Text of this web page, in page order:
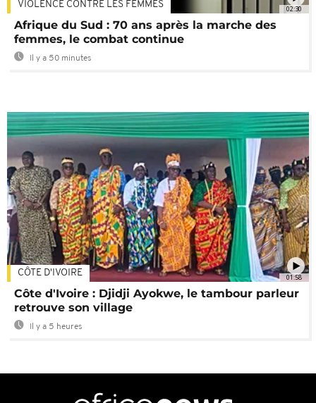
02:30
VIOLENCE CONTRE LES FEMMES
Afrique du Sud : 70 ans après la marche des
femmes, le combat continue
Il y a 50 minutes
01:58
CÔTE D'IVOIRE
Côte d'Ivoire : Djidji Ayokwe, le tambour parleur
retrouve son village
Il y a 5 heures